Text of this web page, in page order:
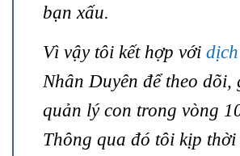
bạn xấu.
Vì vậy tôi kết hợp với
Nhân Duyên để theo dõi,
quản lý con trong vòng
Thông qua đó tôi kịp